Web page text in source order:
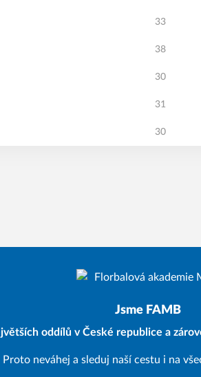
33
38
30
31
30
Jsme FAMB
oddílů v České republice a
Proto neváhej a sleduj naší cestu i na